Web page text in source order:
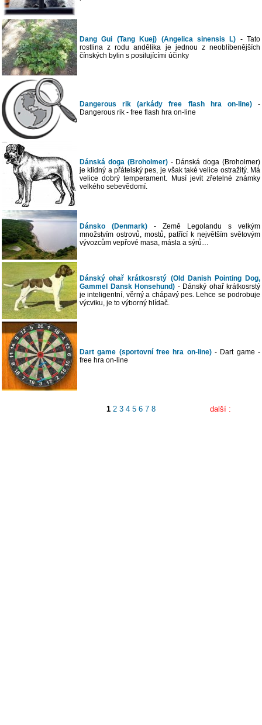
Dang Gui (Tang Kuej) (Angelica sinensis L) - Tato
rostlina z rodu andělika je jednou z neoblíbenějších
čínských bylin s posilujícími účinky
Dangerous rik (arkády free flash hra on-line)
-
Dangerous rik - free flash hra on-line
Dánská doga (Broholmer)- Dánská doga (Broholmer)
je klidný a přátelský pes, je však také velice ostražitý. Má
velice dobrý temperament. Musí jevit zřetelné známky
velkého sebevědomí.
Dánsko (Denmark) - Země Legolandu s velkým
množstvím ostrovů, mostů, patřící k největším světovým
vývozcům vepřové masa, másla a sýrů…
Dánský ohař krátkosrstý (Old Danish Pointing Dog,
Gammel Dansk Honsehund) - Dánský ohař krátkosrstý
je inteligentní, věrný a chápavý pes. Lehce se podrobuje
výcviku, je to výborný hlídač.
Dart game (sportovní free hra on-line)- Dart game -
free hra on-line
1 2 3 4 5 6 7 8 další :